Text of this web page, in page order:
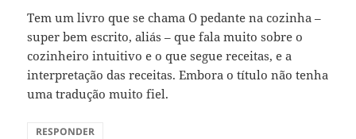
Tem um livro que se chama O pedante na cozinha –
super bem escrito, aliás – que fala muito sobre o
cozinheiro intuitivo e o que segue receitas, e a
interpretação das receitas. Embora o título não tenha
uma tradução muito fiel.
RESPONDER